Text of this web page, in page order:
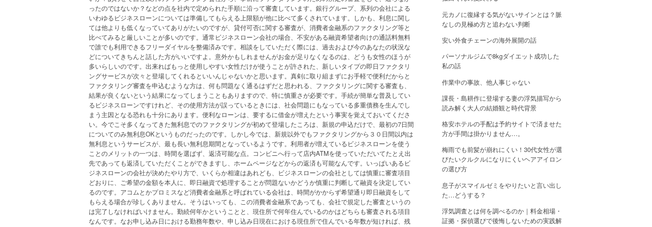
ったのではないか？などの点を社内で定められた手順に沿って審査しています。銀行グループ、系列の会社による
いわゆるビジネスローンについては準備してもらえる上限額が他に比べて多くされています。しかも、利息に関し
ては他よりも低くなっていてありがたいのですが、貸付可否に関する審査が、消費者金融系のファクタリング等と
比べてみると厳しいことが多いのです。通常ビジネスローン会社の場合、不安がある融資希望者向けの通話料無料
で誰でも利用できるフリーダイヤルを整備済みです。相談をしていただく際には、過去および今のあなたの状況な
どについてきちんと話した方がいいですよ。意外かもしれませんがお金が足りなくなるのは、どうも女性のほうが
多いらしいのです。出来ればもっと使用しやすい女性だけが使うことが許された、新しいタイプの即日ファクタリ
ングサービスが次々と登場してくれるといいんじゃないかと思います。真剣に取り組まずにお手軽で便利だからと
ファクタリング審査を申込むような方は、何も問題なく通るはずだと思われる、ファクタリングに関する審査も、
結果が良くないという結果になってしまうこともありますので、特に慎重さが必要です。手続が簡単な普及してい
るビジネスローンですけれど、その使用方法が誤っているときには、社会問題にもなっている多重債務を生んでし
まう主因となる恐れも十分にあります。便利なローンは、要するに借金が増えたという事実を覚えておいてくださ
い。今でこそ多くなってきた無利息でのファクタリングが初めて登場したころは、新規の申込だけで、最初の7日間
についてのみ無利息OKというものだったのです。しかし今では、新規以外でもファクタリングから３０日間以内は
無利息というサービスが、最も長い無利息期間となっているようです。利用者が増えているビジネスローンを使う
ことのメリットの一つは、時間を選ばず、返済可能な点。コンビニへ行って店内ATMを使っていただいてたとえ出
先であっても返済していただくことができますし、ホームページなどからの返済も可能なんです。いっぱいあるビ
ジネスローンの会社が決めたやり方で、いくらか相違はあれども、ビジネスローンの会社としては慎重に審査項目
どおりに、ご希望の金額を本人に、即日融資で処理することが問題ないかどうか慎重に判断して融資を決定してい
るのです。アコムとかプロミスなど消費者金融系と呼ばれている会社は、時間がかからず希望通り即日融資をして
もらえる場合が珍しくありません。そうはいっても、この消費者金融系であっても、会社で規定した審査というの
は完了しなければいけません。勤続何年かということと、現住所で何年住んでいるのかはどちらも審査される項目
なんです。なお申し込み日における勤務年数や、申し込み日現在における現住所で住んでいる年数が短ければ、残
元カノに復縁する気がないサインとは？脈
なしの見極め方と追わない判断
安い外食チェーンの海外展開の話
パーソナルジムで8kgダイエット成功した
私の話
作業中の事故、他人事じゃない
課長・島耕作に登場する妻の浮気描写から
読み解く大人の結婚観と時代背景
格安ホテルの手配は予約サイトで済ませた
方が手間は掛かりません…。
梅雨でも前髪が崩れにくい！30代女性が選
びたいクルクルになりにくいヘアアイロン
の選び方
息子がスマイルゼミをやりたいと言い出し
た…どうする？
浮気調査とは何を調べるのか｜料金相場・
証拠・探偵選びで後悔しないための実践解